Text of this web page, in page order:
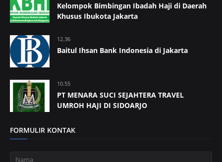
Kelompok Bimbingan Ibadah Haji di Daerah
Khusus Ibukota Jakarta
12.36
Baitul Ihsan Bank Indonesia di Jakarta
10.55
PT MENARA SUCI SEJAHTERA TRAVEL
UMROH HAJI DI SIDOARJO
FORMULIR KONTAK